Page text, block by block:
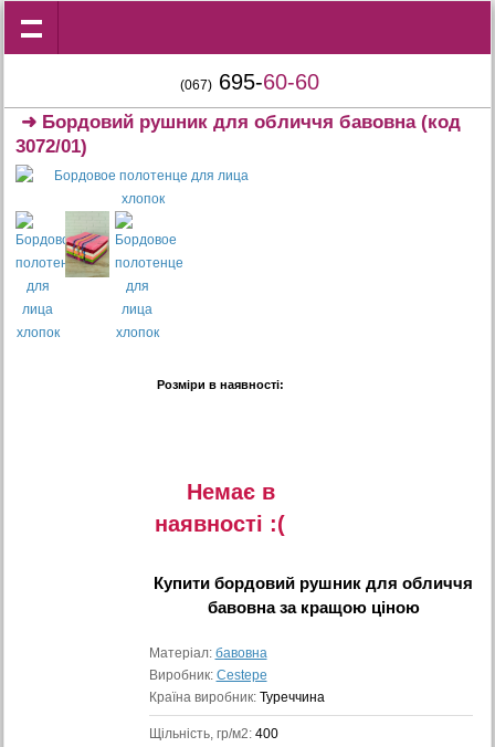
(067) 695-60-60
➜ Бордовий рушник для обличчя бавовна(код
3072/01)
Розміри в наявності:
Немає в
наявностi :(
Купитибордовий рушник для обличчя
бавовназа кращою ціною
Матеріал: бавовна
Виробник: Cestepe
Країна виробник: Туреччина
Щільність, гр/м2: 400